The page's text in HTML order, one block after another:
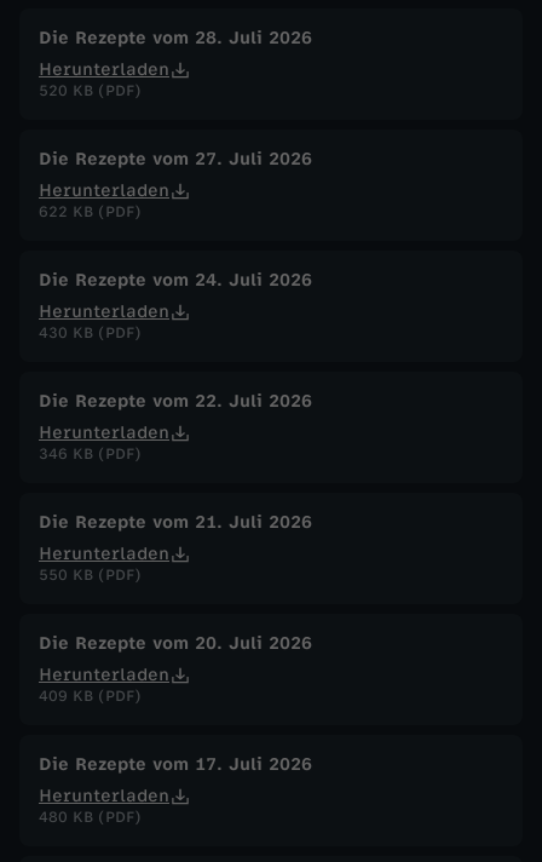
t
e
n
u
t
m
r
i
s
Die Rezepte vom 28. Juli 2026
Herunterladen
520 KB (PDF)
Die Rezepte vom 27. Juli 2026
Herunterladen
622 KB (PDF)
Die Rezepte vom 24. Juli 2026
Herunterladen
430 KB (PDF)
Die Rezepte vom 22. Juli 2026
Herunterladen
346 KB (PDF)
Die Rezepte vom 21. Juli 2026
Herunterladen
550 KB (PDF)
Die Rezepte vom 20. Juli 2026
Herunterladen
409 KB (PDF)
Die Rezepte vom 17. Juli 2026
Herunterladen
480 KB (PDF)